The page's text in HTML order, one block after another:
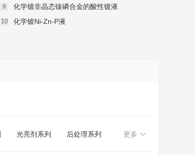
化学镀非晶态镍磷合金的酸性镀液
化学镀Ni-Zn-P液
更多
光亮剂系列 后处理系列